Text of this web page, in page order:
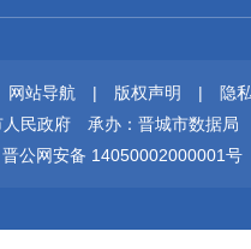
网站导航 | 版权声明 |
隐
民政府
承办：晋城市数据局
晋公网安备 14050002000001号